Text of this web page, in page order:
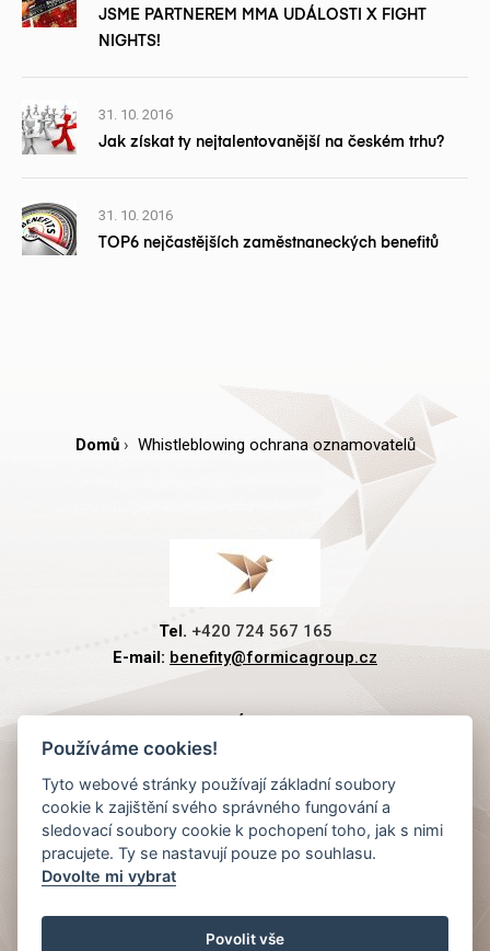
JSME PARTNEREM MMA UDÁLOSTI X FIGHT
NIGHTS!
31. 10. 2016
Jak získat ty nejtalentovanější na českém trhu?
31. 10. 2016
TOP6 nejčastějších zaměstnaneckých benefitů
Domů Whistleblowing ochrana oznamovatelů
Tel. +420 724 567 165
E-mail: benefity@formicagroup.cz
RYCHLÁ NAVIGACE
KLIENTSKÝ SERVIS
Používáme cookies!
Tyto webové stránky používají základní soubory
cookie k zajištění svého správného fungování a
sledovací soubory cookie k pochopení toho, jak s nimi
pracujete. Ty se nastavují pouze po souhlasu.
Dovolte mi vybrat
Povolit vše